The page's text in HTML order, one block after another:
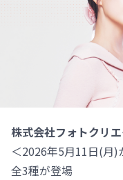
株式会社フォトクリ
＜2026年5月11日(月
全3種が登場